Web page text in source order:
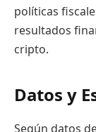
políticas
resultados
cripto.
Datos y
Según datos